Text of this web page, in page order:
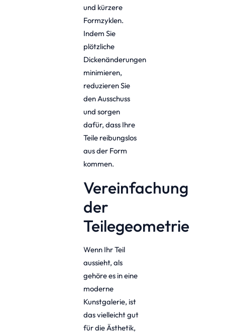
und kürzere
Formzyklen.
Indem Sie
plötzliche
Dickenänderungen
minimieren,
reduzieren Sie
den Ausschuss
und sorgen
dafür, dass Ihre
Teile reibungslos
aus der Form
kommen.
Vereinfachung
der
Teilegeometrie
Wenn Ihr Teil
aussieht, als
gehöre es in eine
moderne
Kunstgalerie, ist
das vielleicht gut
für die Ästhetik,